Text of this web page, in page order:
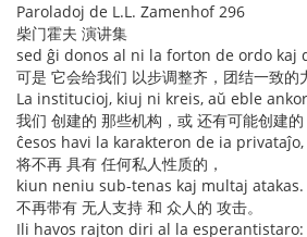
Paroladoj de L.L. Zamenhof 296
柴门霍夫 演讲集
sed ĝi donos al ni la forton de ordo kaj
可是 它会给我们 以步调整齐，团结一致的
La institucioj, kiuj ni kreis, aŭ eble
我们 创建的 那些机构，或 还有可能创建的
ĉesos havi la karakteron de ia privataĵo,
将不再 具有 任何私人性质的，
kiun neniu sub-tenas kaj multaj atakas.
不再带有 无人支持 和 众人的 攻击。
Ili havos rajton diri al la esperantistaro: